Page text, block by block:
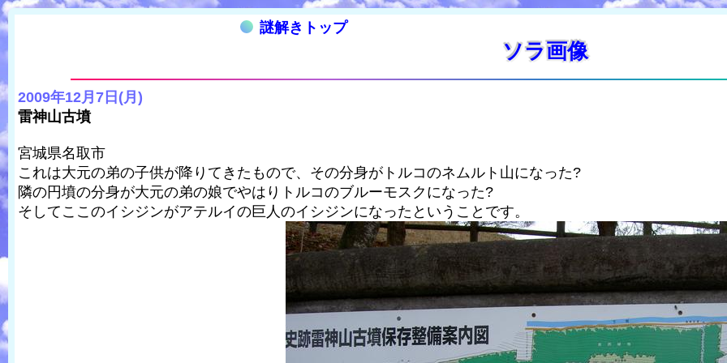
謎解きトップ
ソラ画像
2009年12月7日(月)
雷神山古墳
宮城県名取市
これは大元の弟の子供が降りてきたもので、その分身がトルコのネムルト山になった?
隣の円墳の分身が大元の弟の娘でやはりトルコのブルーモスクになった?
そしてここのイシジンがアテルイの巨人のイシジンになったということです。